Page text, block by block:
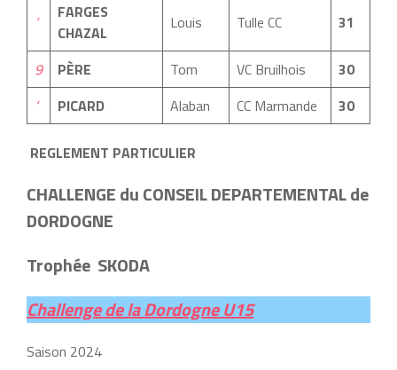
‘
FARGES
CHAZAL
Louis Tulle CC 31
9 PÈRE Tom VC Bruilhois
30
‘
PICARD Alaban CC Marmande 30
REGLEMENT PARTICULIER
CHALLENGE du CONSEIL DEPARTEMENTAL de
DORDOGNE
Trophée SKODA
Challenge de la Dordogne U15
Saison 2024